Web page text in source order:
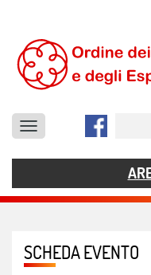
DOCUMENTI
COMUNICAZIONE
CONTATTI
SCHEDA EVENTO